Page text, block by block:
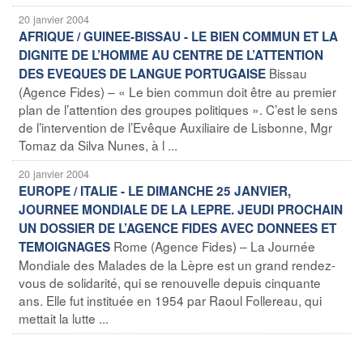
20 janvier 2004
AFRIQUE / GUINEE-BISSAU - LE BIEN COMMUN ET LA
DIGNITE DE L’HOMME AU CENTRE DE L’ATTENTION
DES EVEQUES DE LANGUE PORTUGAISE Bissau
(Agence Fides) – « Le bien commun doit être au premier
plan de l’attention des groupes politiques ». C’est le sens
de l’intervention de l’Evêque Auxiliaire de Lisbonne, Mgr
Tomaz da Silva Nunes, à l ...
20 janvier 2004
EUROPE / ITALIE - LE DIMANCHE 25 JANVIER,
JOURNEE MONDIALE DE LA LEPRE. JEUDI PROCHAIN
UN DOSSIER DE L’AGENCE FIDES AVEC DONNEES ET
TEMOIGNAGES Rome (Agence Fides) – La Journée
Mondiale des Malades de la Lèpre est un grand rendez-
vous de solidarité, qui se renouvelle depuis cinquante
ans. Elle fut instituée en 1954 par Raoul Follereau, qui
mettait la lutte ...